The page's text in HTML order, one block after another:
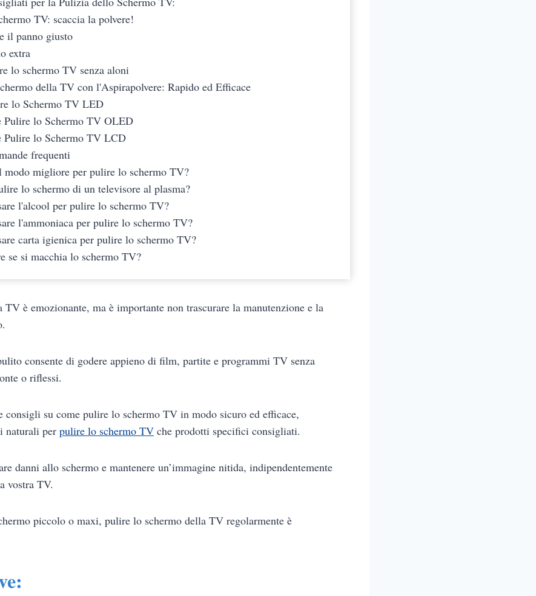
TV: scaccia la polvere!
il panno giusto
extra
lo schermo TV senza aloni
della TV con l'Aspirapolvere: Rapido ed Efficace
lo Schermo TV LED
Pulire lo Schermo TV OLED
Pulire lo Schermo TV LCD
frequenti
modo migliore per pulire lo schermo TV?
lo schermo di un televisore al plasma?
l'alcool per pulire lo schermo TV?
l'ammoniaca per pulire lo schermo TV?
carta igienica per pulire lo schermo TV?
se si macchia lo schermo TV?
TV è emozionante, ma è importante non trascurare la manutenzione e la
consente di godere appieno di film, partite e programmi TV senza
o riflessi.
consigli su come pulire lo schermo TV in modo sicuro ed efficace,
naturali per pulire lo schermo TV che prodotti specifici consigliati.
danni allo schermo e mantenere un’immagine nitida, indipendentemente
vostra TV.
piccolo o maxi, pulire lo schermo della TV regolarmente è